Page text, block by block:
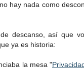
hay nada como
descanso, así que
ya es historia:
la mesa "